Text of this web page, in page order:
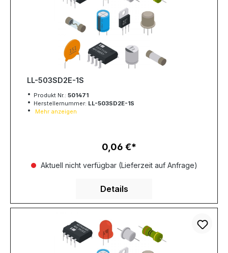
LL-503SD2E-1S
Produkt Nr.: 501471
Herstellernummer: LL-503SD2E-1S
Mehr anzeigen
Regulärer Preis:
0,06 €
Aktuell nicht verfügbar (Lieferzeit auf Anfrage)
Details